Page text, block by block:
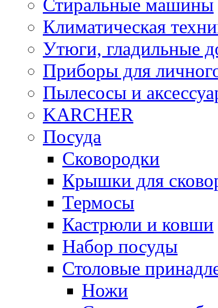
Стиральные машины
Климатическая
Утюги, гладильные
Приборы для
Пылесосы и
KARCHER
Посуда
Сковородки
Крышки для
Термосы
Кастрюли и ковши
Набор посуды
Столовые
Ножи